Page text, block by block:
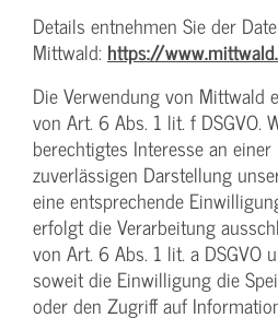
Details entnehmen Sie der
Mittwald: https://
Die Verwendung von Mittwald
von Art. 6 Abs. 1 lit. f DSGVO.
berechtigtes Interesse an
zuverlässigen Darstellung
eine entsprechende
erfolgt die Verarbeitung
von Art. 6 Abs. 1 lit. a DSGVO
soweit die Einwilligung die
oder den Zugriff auf